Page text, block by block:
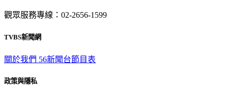
觀眾服務專線：02-2656-1599
TVBS新聞網
關於我們 56新聞台節目表
政策與隱私